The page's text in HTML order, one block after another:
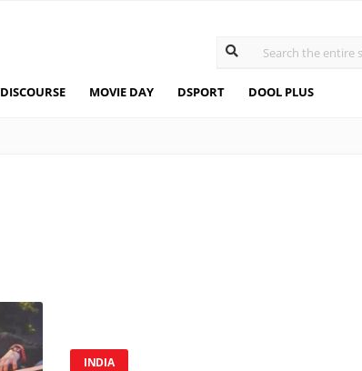
DISCOURSE MOVIE DAY DSPORT DOOL PLUS
INDIA